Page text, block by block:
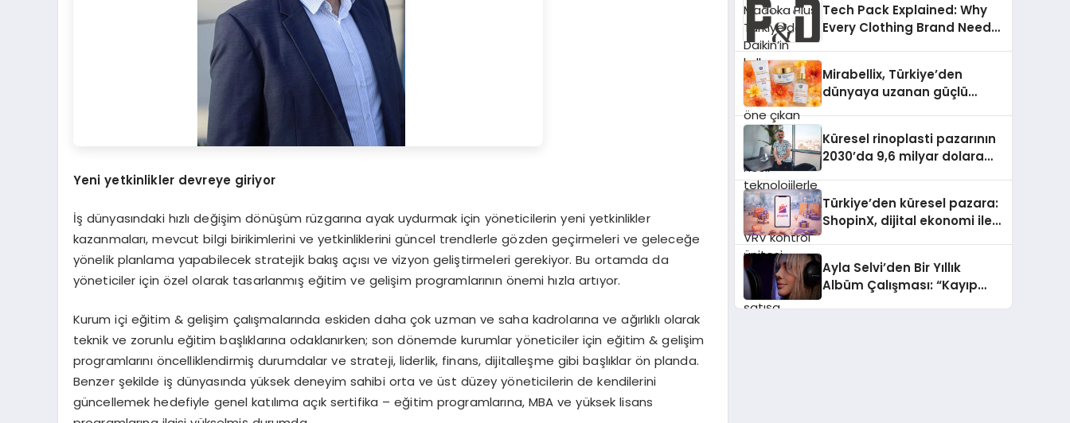
Yeni yetkinlikler devreye giriyor
İş dünyasındaki hızlı değişim dönüşüm rüzgarına ayak uydurmak için yöneticilerin yeni yetkinlikler
kazanmaları, mevcut bilgi birikimlerini ve yetkinliklerini güncel trendlerle gözden geçirmeleri ve geleceğe
yönelik planlama yapabilecek stratejik bakış açısı ve vizyon geliştirmeleri gerekiyor. Bu ortamda da
yöneticiler için özel olarak tasarlanmış eğitim ve gelişim programlarının önemi hızla artıyor.
Kurum içi eğitim & gelişim çalışmalarında eskiden daha çok uzman ve saha kadrolarına ve ağırlıklı olarak
teknik ve zorunlu eğitim başlıklarına odaklanırken; son dönemde kurumlar yöneticiler için eğitim & gelişim
programlarını öncelliklendirmiş durumdalar ve strateji, liderlik, finans, dijitalleşme gibi başlıklar ön planda.
Benzer şekilde iş dünyasında yüksek deneyim sahibi orta ve üst düzey yöneticilerin de kendilerini
güncellemek hedefiyle genel katılıma açık sertifika – eğitim programlarına, MBA ve yüksek lisans
dostu tasarımıyla öne çıkan
Madoka ailesinin yeni nesil
teknolojilerle donatılmış son
modeli VRV kontrol ünitesi
Madoka Plus Türkiye’de
satışa sunuldu. Tam
dokunmatik ekranı, mobil
uygulama desteği ve akıllı
sensör entegrasyonu
daha kolay, konforlu ve
verimli hale getiriyor. Enerji
verimliliğini artırırken
modern yaşam alanlarında
teknolojiyi estetik ile bulu
Tech Pack Explained: Why
Every Clothing Brand Needs
Mirabellix, Türkiye’den
dünyaya uzanan güçlü
Küresel rinoplasti pazarının
2030’da 9,6 milyar dolara
Türkiye’den küresel pazara:
ShopinX, dijital ekonomi ile
Ayla Selvi’den Bir Yıllık
Albüm Çalışması: “Kayıp